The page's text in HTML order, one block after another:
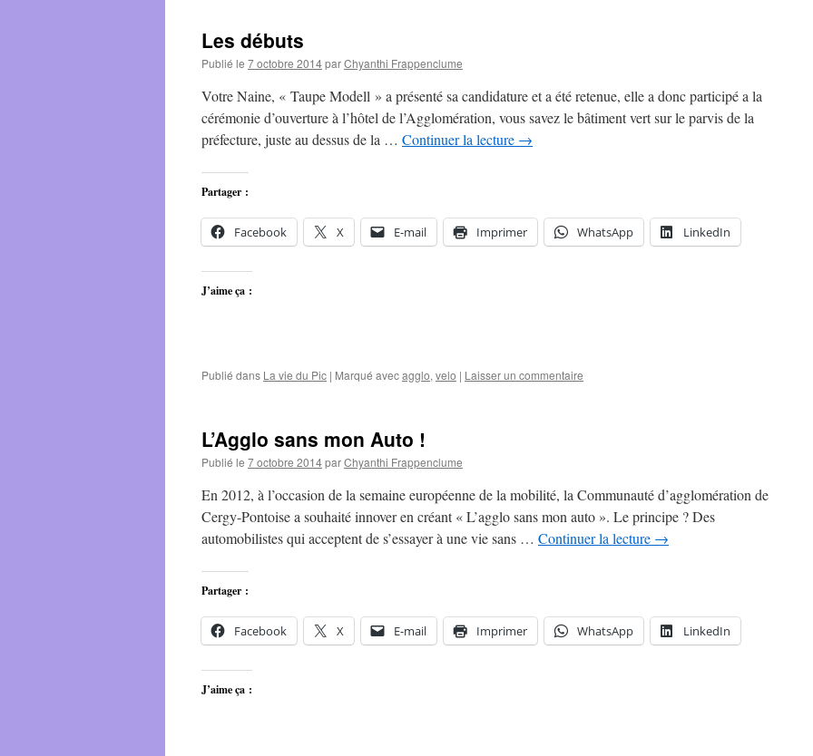
Les débuts
Publié le 7 octobre 2014parChyanthi Frappenclume
Votre Naine, « Taupe Modell » a présenté sa candidature et a été retenue, elle a donc participé a la
cérémonie d’ouverture à l’hôtel de l’Agglomération, vous savez le bâtiment vert sur le parvis de la
préfecture, juste au dessus de la … Continuer la lecture →
Partager :
Facebook X E-mail Imprimer WhatsApp LinkedIn
J’aime ça :
Publié dans La vie du Pic | Marqué avecagglo, velo | Laisser un commentaire
L’Agglo sans mon Auto !
Publié le 7 octobre 2014parChyanthi Frappenclume
En 2012, à l’occasion de la semaine européenne de la mobilité, la Communauté d’agglomération de
Cergy-Pontoise a souhaité innover en créant « L’agglo sans mon auto ». Le principe ? Des
automobilistes qui acceptent de s’essayer à une vie sans … Continuer la lecture →
Partager :
Facebook X E-mail Imprimer WhatsApp LinkedIn
J’aime ça :